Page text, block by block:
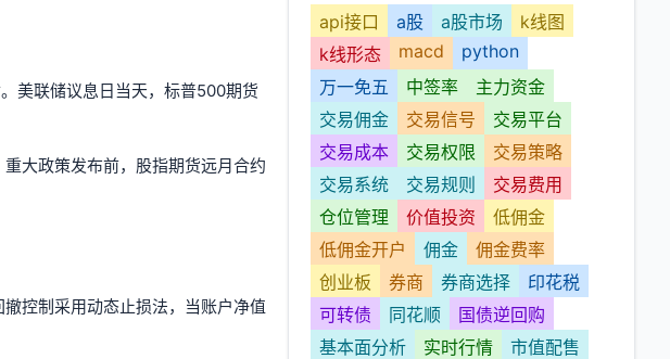
美联储议息日当天，标普500期货
大政策发布前，股指期货远月合约
控制采用动态止损法，当账户净值
api接口 a股 a股市场
k线图
k线形态
macd
python
万一免五
中签率
主力资金
交易佣金
交易信号
交易平台
交易成本
交易权限
交易策略
交易系统
交易规则
交易费用
仓位管理
价值投资
低佣金
低佣金开户
佣金
佣金费率
创业板
券商 券商选择
印花税
可转债
同花顺
国债逆回购
基本面分析
实时行情
市值配售